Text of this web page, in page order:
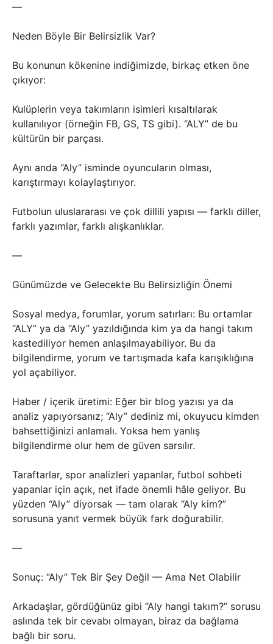
—
Neden Böyle Bir Belirsizlik Var?
Bu konunun kökenine indiğimizde, birkaç etken öne
çıkıyor:
Kulüplerin veya takımların isimleri kısaltılarak
kullanılıyor (örneğin FB, GS, TS gibi). “ALY” de bu
kültürün bir parçası.
Aynı anda “Aly” isminde oyuncuların olması,
karıştırmayı kolaylaştırıyor.
Futbolun uluslararası ve çok dillili yapısı — farklı diller,
farklı yazımlar, farklı alışkanlıklar.
—
Günümüzde ve Gelecekte Bu Belirsizliğin Önemi
Sosyal medya, forumlar, yorum satırları: Bu ortamlar
“ALY” ya da “Aly” yazıldığında kim ya da hangi takım
kastediliyor hemen anlaşılmayabiliyor. Bu da
bilgilendirme, yorum ve tartışmada kafa karışıklığına
yol açabiliyor.
Haber / içerik üretimi: Eğer bir blog yazısı ya da
analiz yapıyorsanız; “Aly” dediniz mi, okuyucu kimden
bahsettiğinizi anlamalı. Yoksa hem yanlış
bilgilendirme olur hem de güven sarsılır.
Taraftarlar, spor analizleri yapanlar, futbol sohbeti
yapanlar için açık, net ifade önemli hâle geliyor. Bu
yüzden “Aly” diyorsak — tam olarak “Aly kim?”
sorusuna yanıt vermek büyük fark doğurabilir.
—
Sonuç: “Aly” Tek Bir Şey Değil — Ama Net Olabilir
Arkadaşlar, gördüğünüz gibi “Aly hangi takım?” sorusu
aslında tek bir cevabı olmayan, biraz da bağlama
bağlı bir soru.